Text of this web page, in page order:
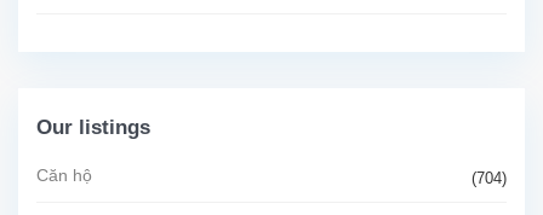
Our listings
Căn hộ (704)